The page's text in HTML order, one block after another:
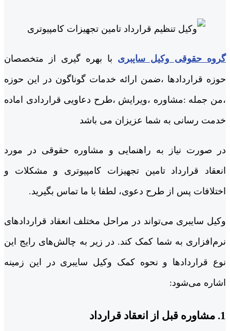
گروه حقوقی وکیل سایبری با بهره گیری از متخصصان
حوزه قراردادها ،ضمن ارائه خدمات گوناگون در این حوزه
،من جمله :مشاوره ،ویرایش ،طرح دعاویی قراردادی اماده
خدمت رسانی به شما عزیزان می باشد
در صورت نیاز به راهنمایی و مشاوره حقوقی در مورد
انعقاد قرارداد تامین تجهیزات کامپیوتری و مشکلات و
اختلافات پس از طرح دعوی، لطفا با ما تماس بگیرید.
وکیل سایبری می‌تواند در مراحل مختلف انعقاد قراردادهای
نرم‌افزاری به شما کمک کند. در زیر به چالش‌های رایج این
نوع قراردادها و نحوه کمک وکیل سایبری در این زمینه
اشاره می‌شود:
1. مشاوره قبل از انعقاد قرارداد